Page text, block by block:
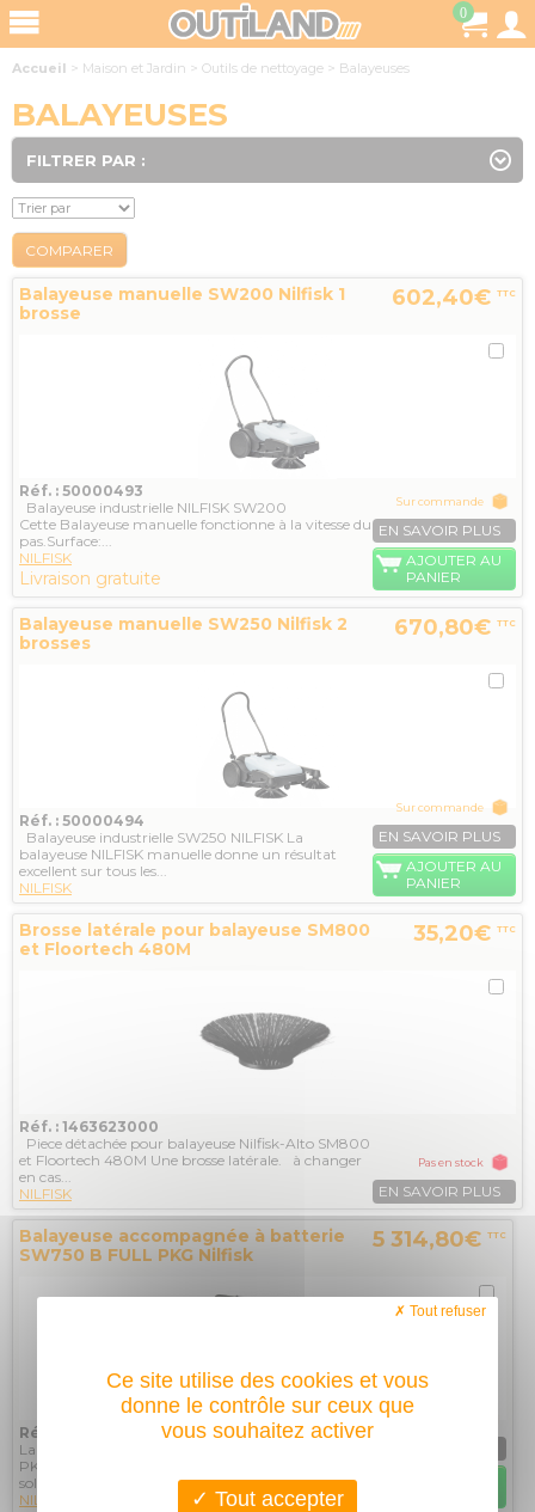
0
Accueil > Maison et Jardin > Outils de nettoyage > Balayeuses
BALAYEUSES
FILTRER PAR :
COMPARER
Balayeuse manuelle SW200 Nilfisk 1
brosse
602,40€ TTC
Réf. : 50000493
Balayeuse industrielle NILFISK SW200
Cette Balayeuse manuelle fonctionne à la vitesse du
pas.Surface:...
NILFISK
Livraison gratuite
Sur commande
EN SAVOIR PLUS
AJOUTER AU
PANIER
Balayeuse manuelle SW250 Nilfisk 2
brosses
670,80€ TTC
Réf. : 50000494
Balayeuse industrielle SW250 NILFISK La
balayeuse NILFISK manuelle donne un résultat
excellent sur tous les...
NILFISK
Sur commande
EN SAVOIR PLUS
AJOUTER AU
PANIER
Brosse latérale pour balayeuse SM800
et Floortech 480M
35,20€ TTC
Réf. : 1463623000
Piece détachée pour balayeuse Nilfisk-Alto SM800
et Floortech 480M Une brosse latérale. à changer
en cas...
NILFISK
Pas en stock
EN SAVOIR PLUS
Balayeuse accompagnée à batterie
SW750 B FULL PKG Nilfisk
5 314,80€ TTC
Réf. : 9084701010
La balayeuse industrielle à batterie SW750 B FULL
PKG est adaptée au nettoyage de tous types de
sols et de...
NILFISK
Sur commande
Ce site utilise des cookies et vous
donne le contrôle sur ceux que
vous souhaitez activer
Tout accepter
Tout refuser